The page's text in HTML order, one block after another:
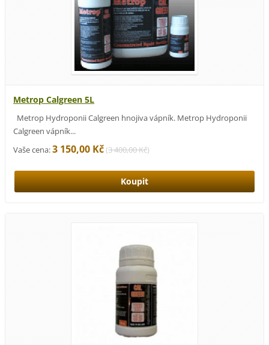
Metrop Calgreen 5L
Metrop Hydroponii Calgreen hnojiva vápník. Metrop Hydroponii
Calgreen vápník...
Vaše cena:3 150,00 Kč(3 400,00 Kč)